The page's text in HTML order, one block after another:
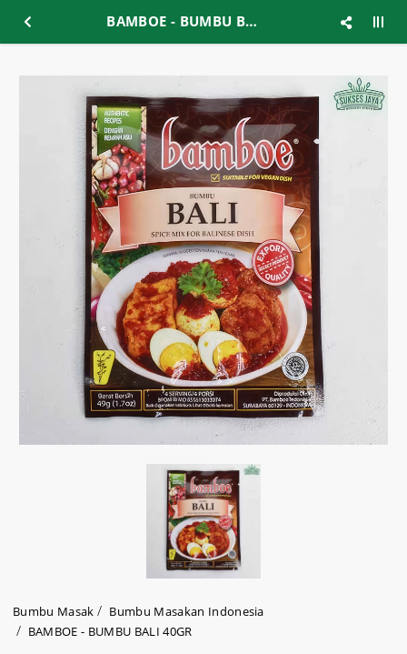
BAMBOE - BUMBU BALI 40GR
Bumbu Masak
Bumbu Masakan Indonesia
BAMBOE - BUMBU BALI 40GR